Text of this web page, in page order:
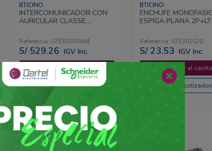
BTICINO
INTERCOMUNICADOR CON
AURICULAR CLASSE
Bticino
Referencia: 07530200444
S/ 529.26 IGV Inc.
Agregar al carrito
Agregar al cotizador
BTICINO
ENCHUFE
ESPIGA PLANA
Referencia: 075301020
S/ 23.53 IGV Inc.
Agregar al carrito
Agregar al cotizador